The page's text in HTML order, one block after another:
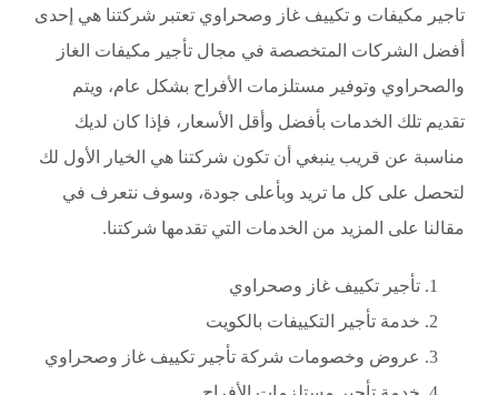
تاجير مكيفات و تكييف غاز وصحراوي تعتبر شركتنا هي إحدى
أفضل الشركات المتخصصة في مجال تأجير مكيفات الغاز
والصحراوي وتوفير مستلزمات الأفراح بشكل عام، ويتم
تقديم تلك الخدمات بأفضل وأقل الأسعار، فإذا كان لديك
مناسبة عن قريب ينبغي أن تكون شركتنا هي الخيار الأول لك
لتحصل على كل ما تريد وبأعلى جودة، وسوف نتعرف في
مقالنا على المزيد من الخدمات التي تقدمها شركتنا.
تأجير تكييف غاز وصحراوي
خدمة تأجير التكييفات بالكويت
عروض وخصومات شركة تأجير تكييف غاز وصحراوي